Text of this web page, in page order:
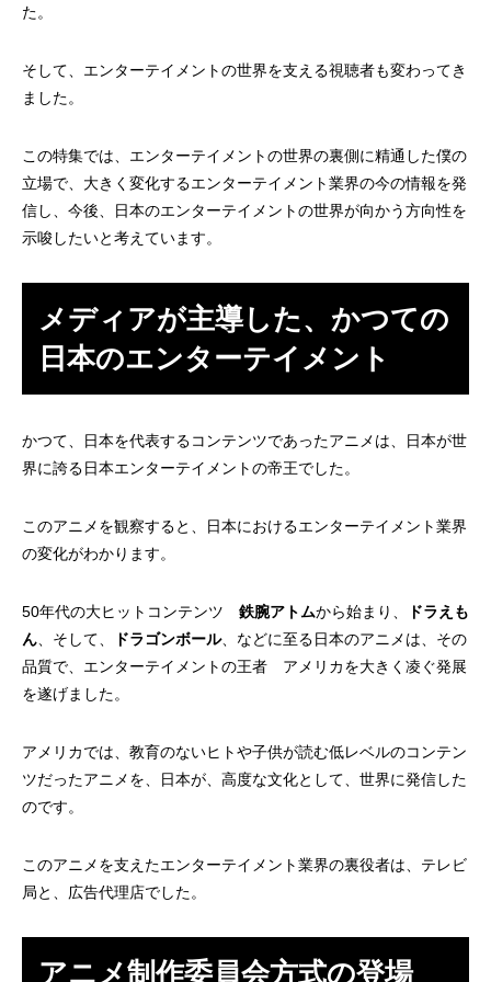
た。
そして、エンターテイメントの世界を支える視聴者も変わってき
ました。
この特集では、エンターテイメントの世界の裏側に精通した僕の
立場で、大きく変化するエンターテイメント業界の今の情報を発
信し、今後、日本のエンターテイメントの世界が向かう方向性を
示唆したいと考えています。
メディアが主導した、かつての
日本のエンターテイメント
かつて、日本を代表するコンテンツであったアニメは、日本が世
界に誇る日本エンターテイメントの帝王でした。
このアニメを観察すると、日本におけるエンターテイメント業界
の変化がわかります。
50年代の大ヒットコンテンツ 鉄腕アトムから始まり、
ドラえも
ん 、そして、 ドラゴンボール、などに至る日本のアニメは、その
品質で、エンターテイメントの王者 アメリカを大きく凌ぐ発展
を遂げました。
アメリカでは、教育のないヒトや子供が読む低レベルのコンテン
ツだったアニメを、日本が、高度な文化として、世界に発信した
のです。
このアニメを支えたエンターテイメント業界の裏役者は、テレビ
局と、広告代理店でした。
アニメ制作委員会方式の登場